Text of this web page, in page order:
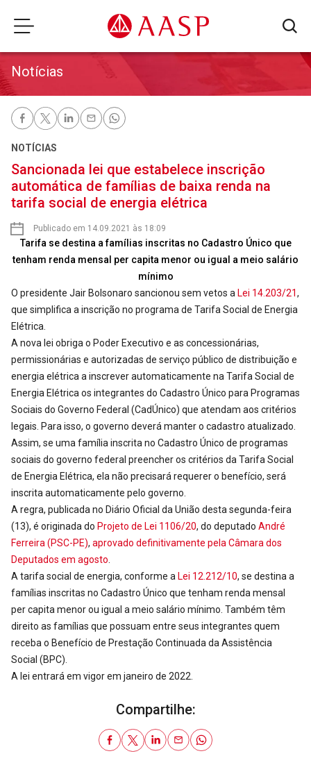
Notícias
NOTÍCIAS
Sancionada lei que estabelece inscrição
automática de famílias de baixa renda na
tarifa social de energia elétrica
Publicado em 14.09.2021 às 18:09
Tarifa se destina a famílias inscritas no Cadastro Único que
tenham renda mensal per capita menor ou igual a meio salário
mínimo
O presidente Jair Bolsonaro sancionou sem vetos a Lei 14.203/21,
que simplifica a inscrição no programa de Tarifa Social de Energia
Elétrica.
A nova lei obriga o Poder Executivo e as concessionárias,
permissionárias e autorizadas de serviço público de distribuição e
energia elétrica a inscrever automaticamente na Tarifa Social de
Energia Elétrica os integrantes do Cadastro Único para Programas
Sociais do Governo Federal (CadÚnico) que atendam aos critérios
legais. Para isso, o governo deverá manter o cadastro atualizado.
Assim, se uma família inscrita no Cadastro Único de programas
sociais do governo federal preencher os critérios da Tarifa Social
de Energia Elétrica, ela não precisará requerer o benefício, será
inscrita automaticamente pelo governo.
A regra, publicada no Diário Oficial da União desta segunda-feira
(13), é originada do Projeto de Lei 1106/20, do deputado André
Ferreira (PSC-PE), aprovado definitivamente pela Câmara dos
Deputados em agosto
A tarifa social de energia, conforme a Lei 12.212/10, se destina a
famílias inscritas no Cadastro Único que tenham renda mensal
per capita menor ou igual a meio salário mínimo. Também têm
direito as famílias que possuam entre seus integrantes quem
receba o Benefício de Prestação Continuada da Assistência
Social (BPC).
A lei entrará em vigor em janeiro de 2022.
Compartilhe: